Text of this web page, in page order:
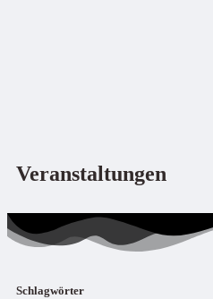
Veranstaltungen
Schlagwörter